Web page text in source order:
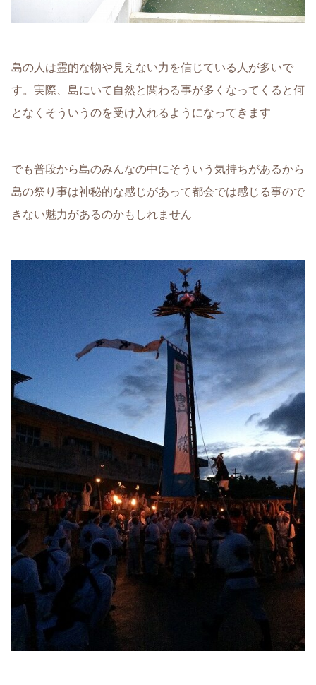
島の人は霊的な物や見えない力を信じている人が多いで
す。実際、島にいて自然と関わる事が多くなってくると何
となくそういうのを受け入れるようになってきます
でも普段から島のみんなの中にそういう気持ちがあるから
島の祭り事は神秘的な感じがあって都会では感じる事ので
きない魅力があるのかもしれません